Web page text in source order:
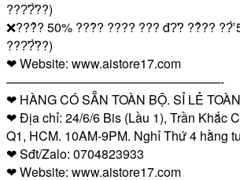
???̛?̛̀??)
❌???̉? 50% ???̂̀? ???? ??? đ?̛? ??̉?? ??̛̀
???̛?̛̀??)
❤ Website: www.aistore17.com
—————————————————-
❤ HÀNG CÓ SẴN TOÀN BỘ. SỈ LẺ
❤ Địa chỉ: 24/6/6 Bis (Lầu 1), Trần Khắc
Q1, HCM. 10AM-9PM. Nghỉ Thứ 4 hằng
❤ Sđt/Zalo: 0704823933
❤ Website: www.aistore17.com